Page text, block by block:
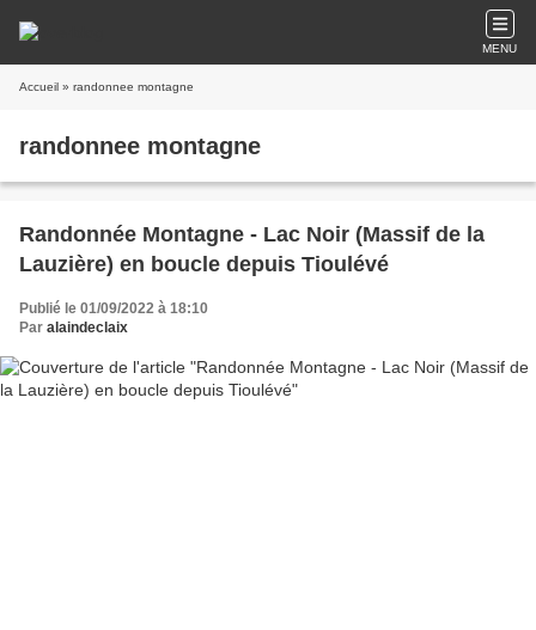
MENU
Accueil » randonnee montagne
randonnee montagne
Randonnée Montagne - Lac Noir (Massif de la
Lauzière) en boucle depuis Tioulévé
Publié le 01/09/2022 à 18:10
Par alaindeclaix